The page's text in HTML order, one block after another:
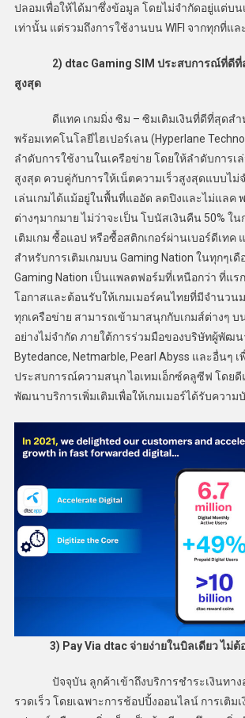
ปลอมเพื่อให้ได้มาซึ่งข้อมูล โดยไม่จำกัดอยู่แต่บ
เท่านั้น แต่รวมถึงการใช้งานบน WIFI จากทุกที่แล
2) dtac Gaming SIM ประสบการณ์ที่ดีที่
สูงสุด
ดีแทค เกมมิ่ง ซิม – ซิมเติมเงินที่ดีที่สุดสำห
พร้อมเทคโนโลยีไฮเปอร์เลน (Hyperlane
ลำดับการใช้งานในเครือข่าย โดยให้ลำดับการเ
สูงสุด ควบคู่กับการให้เน็ตความเร็วสูงสุดแบบไม่
เล่นเกมได้แม้อยู่ในพื้นที่แออัด ลดปิงและไม่แลค
ต่างๆมากมาย ไม่ว่าจะเป็น โบนัสเงินคืน 50% ใ
เติมเกม ซื้อแอป หรือซื้อสติกเกอร์ผ่านเบอร์ดีเทค
สำหรับการเติมเกมบน Gaming Nation ในทุกๆเ
Gaming Nation เป็นแพลตฟอร์มที่เหนือกว่า ที่แร
โอกาสและต้อนรับให้เกมเมอร์คนไทยที่มีจำนวน
ทุกเครือข่าย สามารถเข้ามาสนุกกับเกมส์ต่างๆ
อย่างไม่จำกัด ภายใต้การร่วมมือของบริษัทผู้พัฒน
Bytedance, Netmarble, Pearl Abyss และอื่นๆ
ประสบการณ์ความสนุก ไอเทมเอ็กซ์คลูซีฟ โดยดี
พัฒนาบริการเพิ่มเติมเพื่อให้เกมเมอร์ได้รับความ
3) Pay Via dtac จ่ายง่ายในบิลเดียว ไม่ต้
ปัจจุบัน ลูกค้าเข้าถึงบริการชำระเงินทางอ
รวดเร็ว โดยเฉพาะการช้อปปิ้งออนไลน์ การเติม